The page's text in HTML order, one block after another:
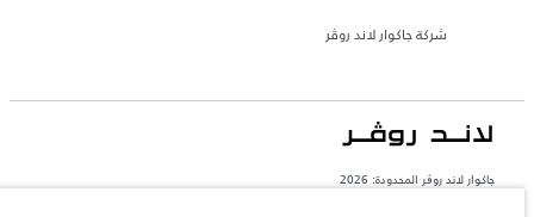
شركة جاكوار لاند روڤر
جاكوار لاند روڨر المحدودة: 2026